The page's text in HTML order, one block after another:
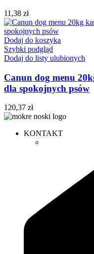
11,38 zł
Dodaj do koszyka
Szybki podgląd
Dodaj do listy ulubionych
Canun dog menu
dla spokojnych psów
120,37 zł
KONTAKT